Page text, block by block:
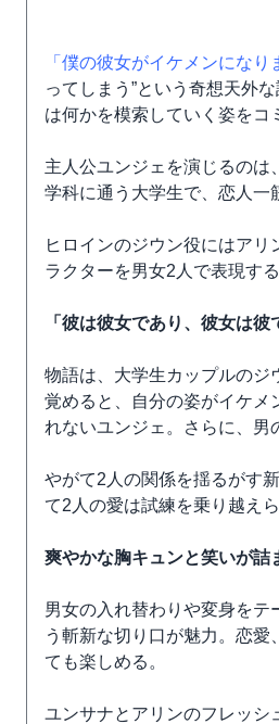
「僕の彼女がイケメンになり
ってしまう”という奇想天外
は何かを模索していく姿をコ
主人公ユンジェを演じるの
学科に通う大学生で、恋人一
ヒロインのジウン役にはア
ラクターを男女2人で表現す
「彼は彼女であり、彼女は
物語は、大学生カップルのジ
覚めると、自分の姿がイケメ
れないユンジェ。さらに、男
やがて2人の関係を揺るがす
て2人の愛は試練を乗り越え
爽やかな胸キュンと笑いが詰
男女の入れ替わりや変身を
う斬新な切り口が魅力。恋
ても楽しめる。
ユンサナとアリンのフレッシ